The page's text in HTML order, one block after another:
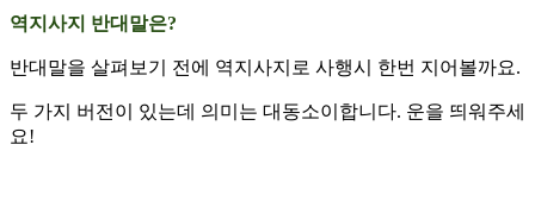
역지사지 반대말은?
반대말을 살펴보기 전에 역지사지로 사행시 한번 지어볼까요.
두 가지 버전이 있는데 의미는 대동소이합니다. 운을 띄워주세
요!